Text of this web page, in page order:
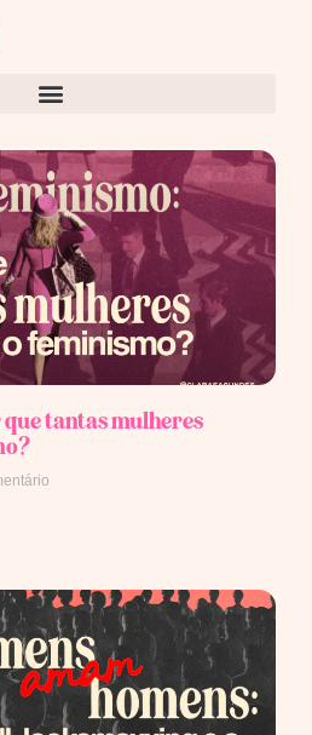
tantas mulheres